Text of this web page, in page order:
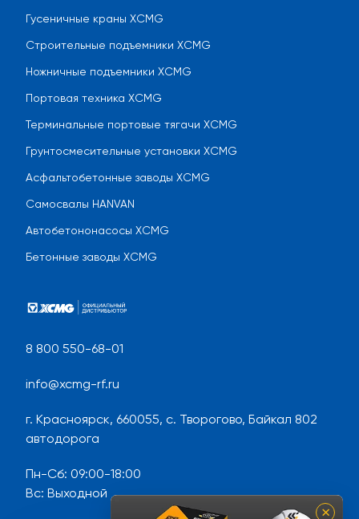
8 800 550-68-01
info@xcmg-rf.ru
г. Красноярск, 660055, с. Творогово, Байкал 802
автодорога
Пн-Сб: 09:00-18:00
Вс: Выходной
Гусеничные краны XCMG
Строительные подъемники XCMG
Ножничные подъемники XCMG
Портовая техника XCMG
Терминальные портовые тягачи XCMG
Грунтосмесительные установки XCMG
Асфальтобетонные заводы XCMG
Самосвалы HANVAN
Автобетононасосы XCMG
Бетонные заводы XCMG
×